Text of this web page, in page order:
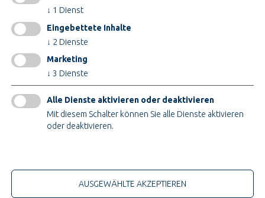
AGB
Datenschutz
Cookieeinstellungen ändern
ZERTIFIKATE
© 2026 Teupe Holding GmbH
↓ 1 Dienst
Eingebettete Inhalte
↓ 2 Dienste
Marketing
↓ 3 Dienste
Alle Dienste aktivieren oder deaktivieren
Mit diesem Schalter können Sie alle Dienste aktivieren
oder deaktivieren.
AUSGEWÄHLTE AKZEPTIEREN